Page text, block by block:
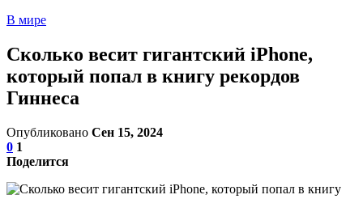
В мире
Сколько весит гигантский iPhone,
который попал в книгу рекордов
Гиннеса
Опубликовано Сен 15, 2024
0 1
Поделится